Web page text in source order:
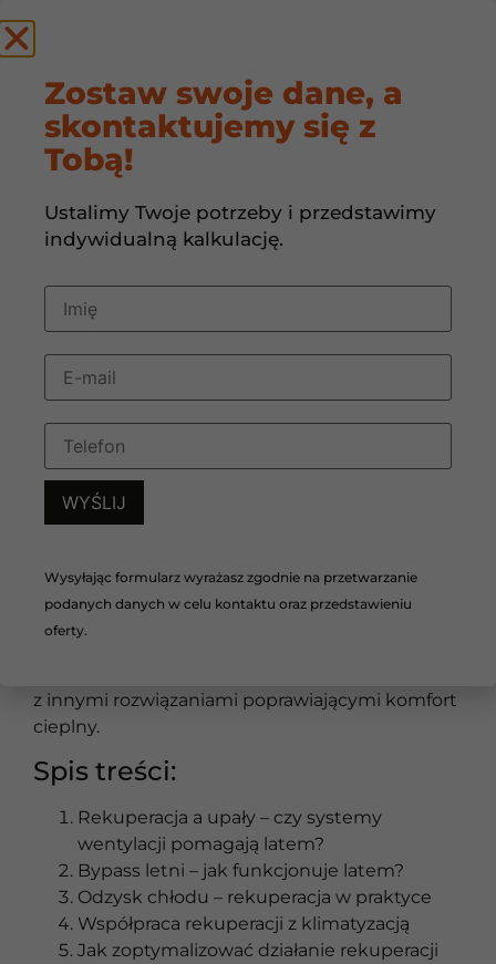
Czy rekuperacja
pomaga podczas
upałów?
Czy rekuperacja pomaga podczas upałów?To
sposobów na poprawę komfortu latem. Choć
rekuperacja nie zastąpi klimatyzacji i sama nie
z innymi rozwiązaniami poprawiającymi komfort
cieplny.
Spis treści:
Rekuperacja a upały – czy systemy
wentylacji pomagają latem?
Bypass letni – jak funkcjonuje latem?
Odzysk chłodu – rekuperacja w praktyce
Współpraca rekuperacji z klimatyzacją
Jak zoptymalizować działanie rekuperacji
Zostaw swoje dane, a
skontaktujemy się z
Tobą!
Ustalimy Twoje potrzeby i przedstawimy
indywidualną kalkulację.
Wysyłając formularz wyrażasz zgodnie na przetwarzanie
podanych danych w celu kontaktu oraz przedstawieniu
oferty.